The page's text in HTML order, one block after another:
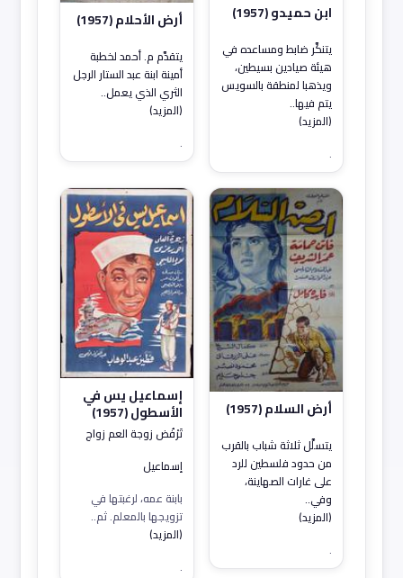
ابن حميدو (1957)
يتنكَّر ضابط ومساعده في
هيئة صيادين بسيطين،
ويذهبا لمنطقة بالسويس
يتم فيها..
(المزيد)
.
أرض الأحلام (1957)
يتقدَّم م. أحمد لخطبة
أمينة ابنة عبد الستار الرجل
الثري الذي يعمل..
(المزيد)
.
أرض السلام (1957)
يتسلَّل ثلاثة شباب بالقرب
من حدود فلسطين للرد
على غارات الصهاينة،
وفي..
(المزيد)
.
إسماعيل يس في
الأسطول (1957)
تَرْفُض زوجة العم زواج
إسماعيل
بابنة عمه، لرغبتها في
تزويجها بالمعلم. ثم..
(المزيد)
.